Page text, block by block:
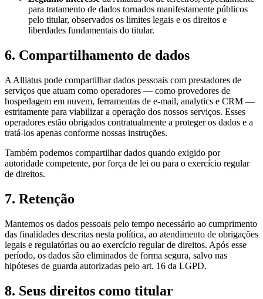
para tratamento de dados tornados manifestamente públicos
pelo titular, observados os limites legais e os direitos e
liberdades fundamentais do titular.
6. Compartilhamento de dados
A Alliatus pode compartilhar dados pessoais com prestadores de
serviços que atuam como operadores — como provedores de
hospedagem em nuvem, ferramentas de e-mail, analytics e CRM —
estritamente para viabilizar a operação dos nossos serviços. Esses
operadores estão obrigados contratualmente a proteger os dados e a
tratá-los apenas conforme nossas instruções.
Também podemos compartilhar dados quando exigido por
autoridade competente, por força de lei ou para o exercício regular
de direitos.
7. Retenção
Mantemos os dados pessoais pelo tempo necessário ao cumprimento
das finalidades descritas nesta política, ao atendimento de obrigações
legais e regulatórias ou ao exercício regular de direitos. Após esse
período, os dados são eliminados de forma segura, salvo nas
hipóteses de guarda autorizadas pelo art. 16 da LGPD.
8. Seus direitos como titular